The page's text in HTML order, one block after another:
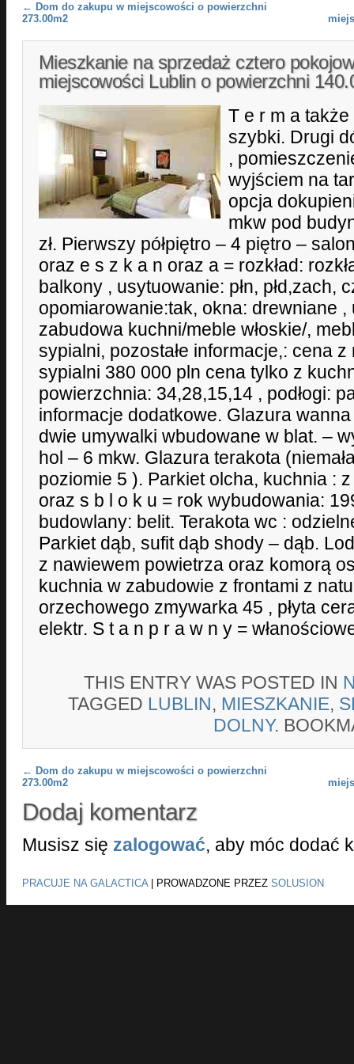
Post navigation
← Dom do zakupu w miejscowości o powierzchni
273.00m2
Mieszkanie na sprzedaż cztero
miejscowości Lublin o powierzchni
T e r m a
szybki. Drugi
,
wyjściem na
opcja
mkw pod
zł. Pierwszy półpiętro – 4 piętro –
oraz e s z k a n oraz a = rozkład:
balkony , usytuowanie: płn, płd,zach,
opomiarowanie:tak, okna: drewniane ,
zabudowa kuchni/meble włoskie/,
sypialni, pozostałe informacje,: cena
sypialni 380 000 pln cena tylko z
powierzchnia: 34,28,15,14 , podłogi:
informacje dodatkowe. Glazura
dwie umywalki wbudowane w blat. –
hol – 6 mkw. Glazura terakota
poziomie 5 ). Parkiet olcha, kuchnia :
oraz s b l o k u = rok wybudowania:
budowlany: belit. Terakota wc :
Parkiet dąb, sufit dąb shody – dąb.
z nawiewem powietrza oraz komorą
kuchnia w zabudowie z frontami z
orzechowego zmywarka 45 , płyta
elektr. S t a n p r a w n y =
THIS ENTRY WAS POSTED IN
TAGGED LUBLIN, MIESZKANIE,
DOLNY.
Post navigation
← Dom do zakupu w miejscowości o powierzchni
273.00m2
Dodaj komentarz
Musisz się zalogować, aby móc dodać
PRACUJE NA GALACTICA| PROWADZONE PRZEZ SOLUSION